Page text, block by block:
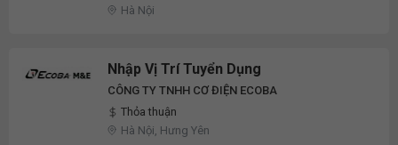
Hà Nội
Nhập Vị Trí Tuyển Dụng
CÔNG TY TNHH CƠ ĐIỆN ECOBA
Thỏa thuận
Hà Nội, Hưng Yên